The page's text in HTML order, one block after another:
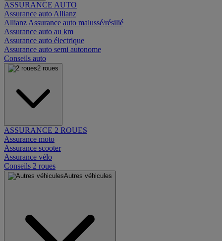
ASSURANCE AUTO
Assurance auto Allianz
Allianz Assurance auto malussé/résilié
Assurance auto au km
Assurance auto électrique
Assurance auto semi autonome
Conseils auto
2 roues
ASSURANCE 2 ROUES
Assurance moto
Assurance scooter
Assurance vélo
Conseils 2 roues
Autres véhicules